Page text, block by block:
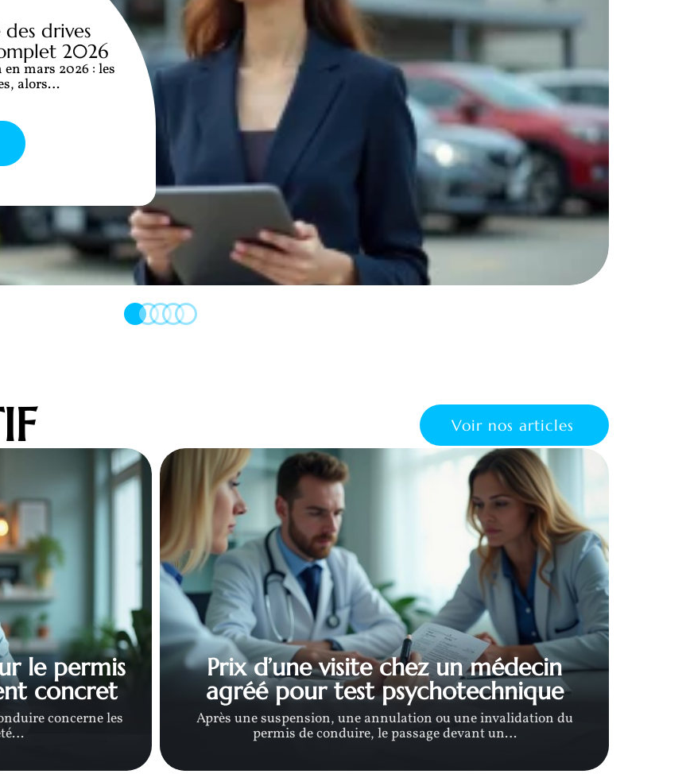
drives
2026
mars 2026 : les
alors…
Voir nos articles
le permis
concret
concerne les
…
Prix d’une visite chez un médecin
agréé pour test psychotechnique
Après une suspension, une annulation ou une invalidation du
permis de conduire, le passage devant un…